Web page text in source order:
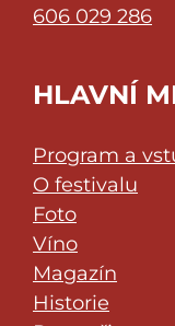
606 029 286
HLAVNÍ
Program a
O festivalu
Foto
Víno
Magazín
Historie